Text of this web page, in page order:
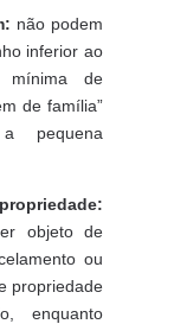
não podem
inferior ao
de
de família”
pequena
objeto de
ou
propriedade
enquanto